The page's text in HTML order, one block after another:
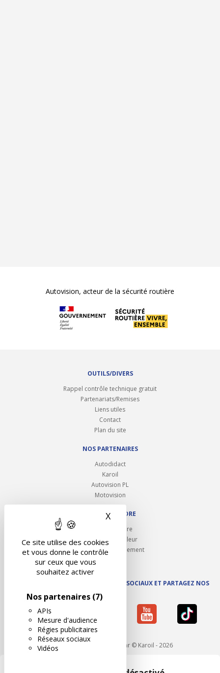
Ce site utilise des cookies
et vous donne le contrôle
sur ceux que vous
souhaitez activer
Nos partenaires (7)
APIs
Mesure d'audience
Régies publicitaires
Réseaux sociaux
Vidéos
X Masquer le bandeau des
Autovision, acteur de la sécurité routière
OUTILS/DIVERS
Rappel contrôle technique gratuit
Partenariats/Remises
Liens utiles
Contact
Plan du site
NOS PARTENAIRES
Autodidact
Karoil
Autovision PL
Motovision
NOUS REJOINDRE
Ouvrir un centre
Devenez contrôleur
Carrières et recrutement
SUIVEZ AUTOVISION SUR LES RÉSEAUX SOCIAUX ET PARTAGEZ NOS
ACTUS
Mentions légales - Réalisé par © Karoil - 2026